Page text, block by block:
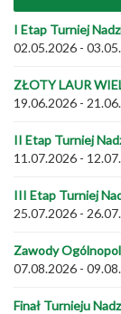
I Etap Turniej
02.05.2026 -
ZŁOTY LAUR
19.06.2026 -
II Etap Turniej
11.07.2026 -
III Etap Turniej
25.07.2026 -
Zawody
07.08.2026 -
Finał Turnieju